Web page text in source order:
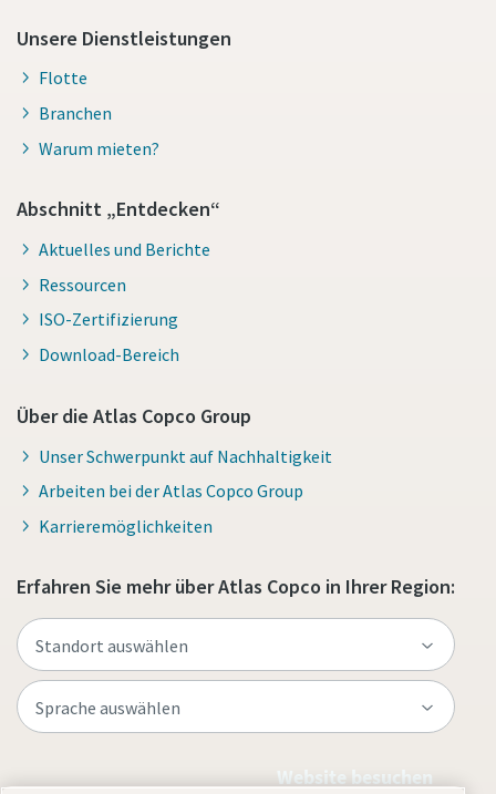
Unsere Dienstleistungen
Flotte
Branchen
Warum mieten?
Abschnitt „Entdecken“
Aktuelles und Berichte
Ressourcen
ISO-Zertifizierung
Download-Bereich
Über die Atlas Copco Group
Unser Schwerpunkt auf Nachhaltigkeit
Arbeiten bei der Atlas Copco Group
Karrieremöglichkeiten
Erfahren Sie mehr über Atlas Copco in Ihrer Region:
Website besuchen